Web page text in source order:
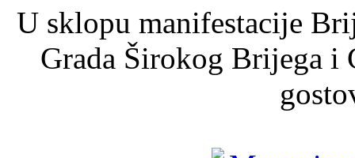
U sklopu manifestacije
Grada Širokog Brijega